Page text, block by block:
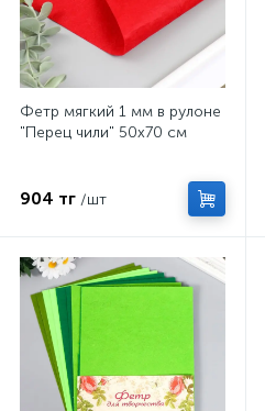
Фетр мягкий 1 мм в рулоне
"Перец чили" 50х70 см
904 тг /шт